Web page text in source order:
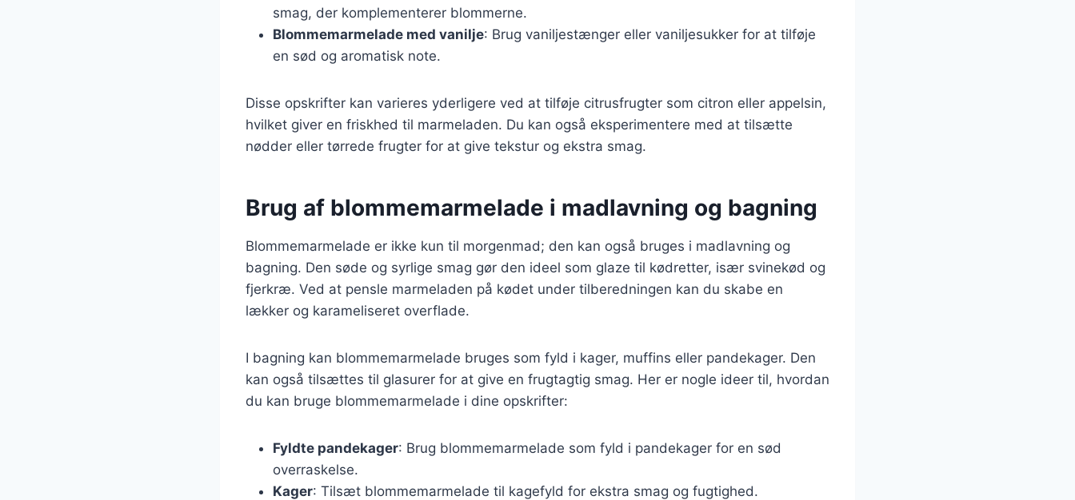
smag, der komplementerer blommerne.
Blommemarmelade med vanilje: Brug vaniljestænger eller vaniljesukker for at tilføje
en sød og aromatisk note.
Disse opskrifter kan varieres yderligere ved at tilføje citrusfrugter som citron eller appelsin,
hvilket giver en friskhed til marmeladen. Du kan også eksperimentere med at tilsætte
nødder eller tørrede frugter for at give tekstur og ekstra smag.
Brug af blommemarmelade i madlavning og bagning
Blommemarmelade er ikke kun til morgenmad; den kan også bruges i madlavning og
bagning. Den søde og syrlige smag gør den ideel som glaze til kødretter, især svinekød og
fjerkræ. Ved at pensle marmeladen på kødet under tilberedningen kan du skabe en
lækker og karameliseret overflade.
I bagning kan blommemarmelade bruges som fyld i kager, muffins eller pandekager. Den
kan også tilsættes til glasurer for at give en frugtagtig smag. Her er nogle ideer til, hvordan
du kan bruge blommemarmelade i dine opskrifter:
Fyldte pandekager: Brug blommemarmelade som fyld i pandekager for en sød
overraskelse.
Kager: Tilsæt blommemarmelade til kagefyld for ekstra smag og fugtighed.